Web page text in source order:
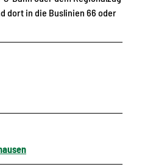
dort in die Buslinien 66 oder